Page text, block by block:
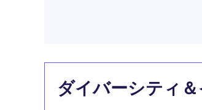
ダイバーシティ